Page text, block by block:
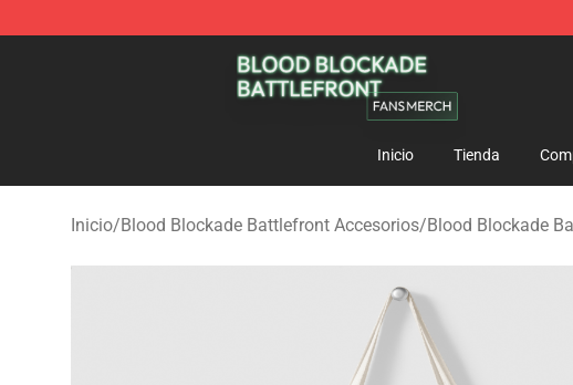
Blood Blockade Battlefront Shop - Official Blood Blockade
Inicio Tienda
Inicio/Blood Blockade Battlefront Accesorios/Blood Blockade